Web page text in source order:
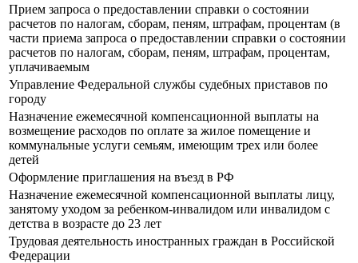
Прием запроса о предоставлении справки о состоянии
расчетов по налогам, сборам, пеням, штрафам, процентам (в
части приема запроса о предоставлении справки о состоянии
расчетов по налогам, сборам, пеням, штрафам, процентам,
уплачиваемым
Управление Федеральной службы судебных приставов по
городу
Назначение ежемесячной компенсационной выплаты на
возмещение расходов по оплате за жилое помещение и
коммунальные услуги семьям, имеющим трех или более
детей
Оформление приглашения на въезд в РФ
Назначение ежемесячной компенсационной выплаты лицу,
занятому уходом за ребенком-инвалидом или инвалидом с
детства в возрасте до 23 лет
Трудовая деятельность иностранных граждан в Российской
Федерации